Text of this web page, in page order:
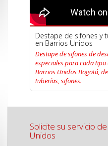
Destape de sifones y
en Barrios Unidos
Destape de sifones de
especiales para cada tipo
Barrios Unidos Bogotá,
tuberías, sifones.
Solicite su servicio
Unidos